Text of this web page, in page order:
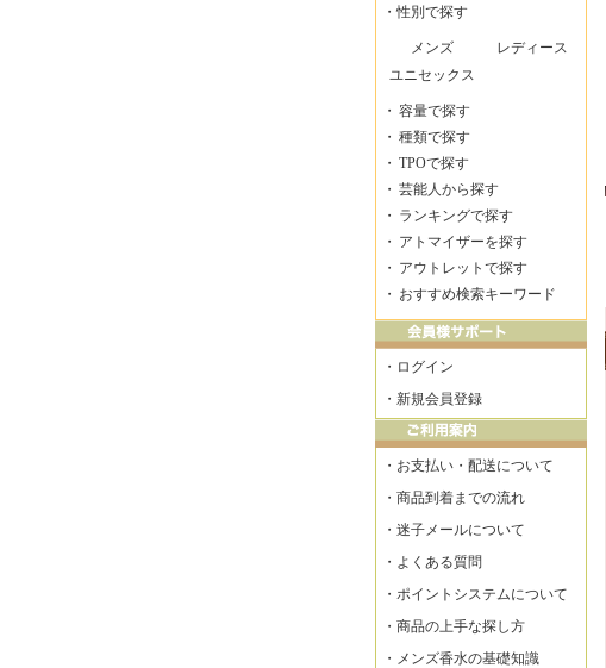
・性別で探す
メンズ
レディース
ユニセックス
・ 容量で探す
・ 種類で探す
・ TPOで探す
・ 芸能人から探す
・ ランキングで探す
・ アトマイザーを探す
・ アウトレットで探す
・ おすすめ検索キーワード
・ ログイン
・ 新規会員登録
・ お支払い・配送について
・ 商品到着までの流れ
・ 迷子メールについて
・ よくある質問
・ ポイントシステムについて
・ 商品の上手な探し方
・ メンズ香水の基礎知識